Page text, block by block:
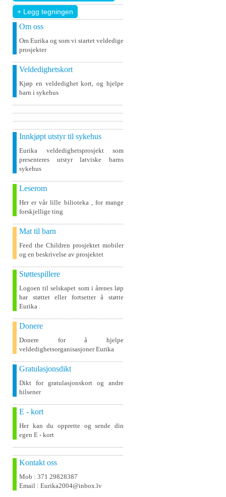
+ Legg tegningen
Om oss
Om Eurika og som vi startet veldedige
prosjekter
Veldedighetskort
Kjøp en veldedighet kort, og hjelpe
barn i sykehus
Innkjøpt utstyr til sykehus
Eurika veldedighetsprosjekt som
presenteres utstyr latviske barns
sykehus
Leserom
Her er vår lille bilioteka , for mange
forskjellige ting
Mat til barn
Feed the Children prosjektet mobiler
og en beskrivelse av prosjektet
Støttespillere
Logoen til selskapet som i årenes løp
har støttet eller fortsetter å støtte
Eurika .
Donere
Donere for å hjelpe
veldedighetsorganisasjoner Eurika
Gratulasjonsdikt
Dikt for gratulasjonskort og andre
hilsener
E - kort
Her kan du opprette og sende din
egen E - kort
Kontakt oss
Mob : 371 29828387
Email : Eurika2004@inbox.lv